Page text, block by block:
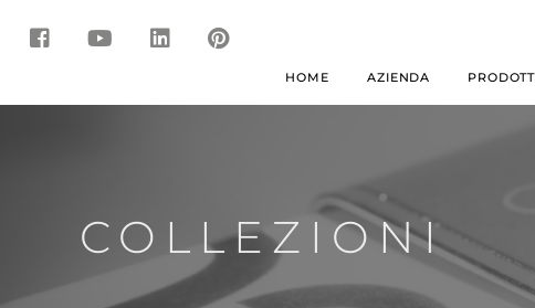
HOME AZIENDA
COLLEZIONI